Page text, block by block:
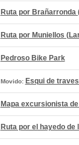
Ruta por Brañarronda
Ruta por Muniellos
Pedroso Bike Park
Movido: Esqui de
Mapa excursionista
Ruta por el hayedo de